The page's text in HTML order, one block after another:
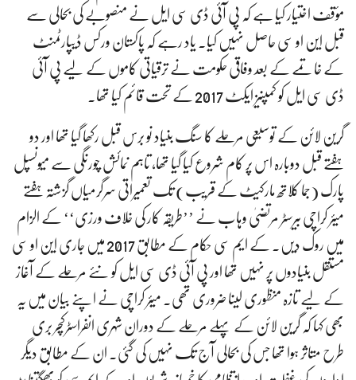
مؤقف اختیار کیا ہے کہ پی آئی ڈی سی ایل نے منصوبے کی بحالی سے
قبل این او سی حاصل نہیں کیا۔ یاد رہے کہ پاکستان ورکس ڈیپارٹمنٹ
کے خاتمے کے بعد وفاقی حکومت نے ترقیاتی کاموں کے لیے پی آئی
ڈی سی ایل کو کمپنیز ایکٹ 2017 کے تحت قائم کیا تھا۔
گرین لائن کے توسیعی مرحلے کا سنگ بنیاد نو برس قبل رکھا گیا تھا اور دو
ہفتے قبل دوبارہ اس پر کام شروع کیا گیا تھا، تاہم نمائش چورنگی سے میونسپل
پارک (جما کلاتھ مارکیٹ کے قریب) تک تعمیراتی سرگرمیاں گزشتہ ہفتے
میئر کراچی بیرسٹر مرتضیٰ وہاب نے ’’طریقہ کار کی خلاف ورزی‘‘ کے الزام
میں روک دیں۔ کے ایم سی حکام کے مطابق 2017 میں جاری این او سی
مستقل بنیادوں پر نہیں تھا اور پی آئی ڈی سی ایل کو نئے مرحلے کے آغاز
کے لیے تازہ منظوری لینا ضروری تھی۔ میئر کراچی نے اپنے بیان میں یہ
بھی کہا کہ گرین لائن کے پہلے مرحلے کے دوران شہری انفراسٹرکچر بری
طرح متاثر ہوا تھا جس کی بحالی آج تک نہیں کی گئی۔ ان کے مطابق دیگر